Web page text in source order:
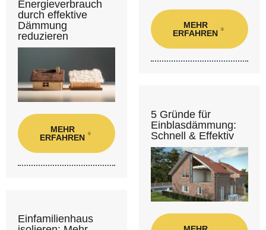
MEHR
ERFAHREN
Energieverbrauch
durch effektive
Dämmung
reduzieren
MEHR
ERFAHREN
5 Gründe für
Einblasdämmung:
Schnell & Effektiv
Einfamilienhaus